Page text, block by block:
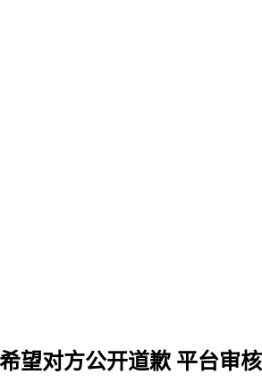
望对方公开道歉 平台审